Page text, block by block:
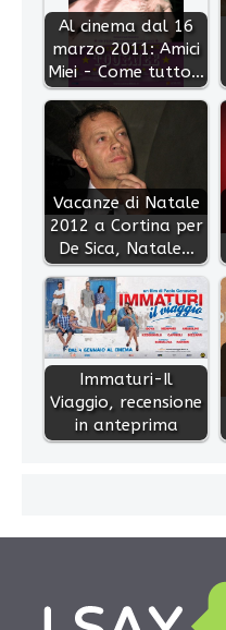
Al cinema dal 16
marzo 2011: Amici
Miei - Come tutto…
Vacanze di Natale
2012 a Cortina per
De Sica, Natale…
Immaturi-Il
Viaggio, recensione
in anteprima